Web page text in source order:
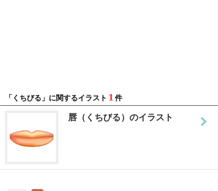
「くちびる」に関するイラスト 1 件
唇（くちびる）のイラスト